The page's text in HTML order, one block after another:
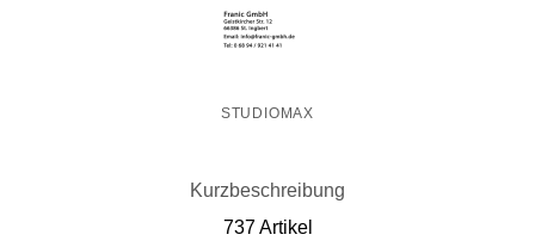
STUDIOMAX
Kurzbeschreibung
737 Artikel